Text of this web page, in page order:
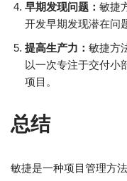
早期发现问题： 敏捷
开发早期发现潜在问
提高生产力： 敏捷方
以一次专注于交付小
项目。
总结
敏捷是一种项目管理方